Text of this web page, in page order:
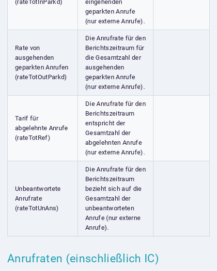
(rateTotInParkd)
eingehenden
geparkten Anrufe
(nur externe Anrufe).
Rate von
ausgehenden
geparkten Anrufen
(rateTotOutParkd)
Die Anrufrate für den
Berichtszeitraum für
die Gesamtzahl der
ausgehenden
geparkten Anrufe
(nur externe Anrufe).
Tarif für
abgelehnte Anrufe
(rateTotRef)
Die Anrufrate für den
Berichtszeitraum
entspricht der
Gesamtzahl der
abgelehnten Anrufe
(nur externe Anrufe).
Unbeantwortete
Anrufrate
(rateTotUnAns)
Die Anrufrate für den
Berichtszeitraum
bezieht sich auf die
Gesamtzahl der
unbeantworteten
Anrufe (nur externe
Anrufe).
Anrufraten (einschließlich IC)